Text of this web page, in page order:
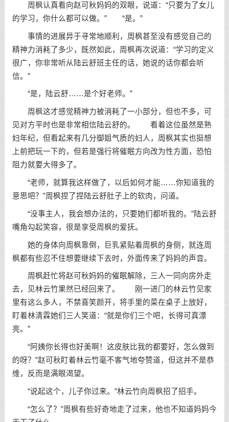
周枫认真看向赵可秋妈妈的双眼，说道：“只要为了女儿
的学习，你什么都可以做。” “是。”
事情的进展异于寻常地顺利，周枫甚至没有感觉自己的
精神力消耗了多少，既然如此，周枫再次说道：“学习的定义
很广，你非常听从陆云舒班主任的话，她说的话你都会听
信。”
“是，陆云舒……是个好老师。”
周枫这才感觉精神力被消耗了一小部分，但也不多，可
见对方平时也是非常相信陆云舒的。 看着这位虽然是熟
妇年纪，但看起来有几分御姐气质的妇人，周枫其实也挺想
上前把玩一下的，但若是强行将催眠方向改为性方面，恐怕
阻力就要大得多了。
“老师，就算我这样做了，以后如何才能……你知道我的
意思吧？”周枫捏了捏陆云舒肚子上的软肉，问道。
“没事主人，我会想办法的，只要她们都听我的。”陆云舒
嘴角勾起笑容，很是享受周枫的爱抚。
她的身体向周枫靠倒，巨乳紧贴着周枫的身侧，就连周
枫都有些忍不住想要继续下去时，外面传来了妈妈的声音。
周枫赶忙将赵可秋妈妈的催眠解除，三人一同向房外走
去，见林云竹果然已经回来了。 刚一进门的林云竹见家
里有这么多人，不禁喜笑颜开，将手里的菜在桌子上放好，
盯着林清霖她们三人笑道：“就是你们三个吧，长得可真漂
亮。”
“阿姨你长得也好美啊！这皮肤比我的都要好，怎么做到
的呀？”赵可秋盯着林云竹毫不客气地夸赞道，但这并不是恭
维，反而是满眼渴望。
“说起这个，儿子你过来。”林云竹向周枫招了招手。
“怎么了？”周枫有些好奇地走了过来，他也不知道妈妈今